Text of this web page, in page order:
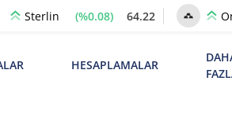
Sterlin (%0.08) 64.22
HESAPLAMALAR